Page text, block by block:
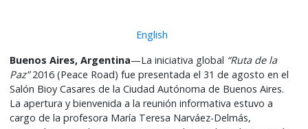
English
Buenos Aires, Argentina—La iniciativa global “Ruta de la
Paz”2016 (Peace Road) fue presentada el 31 de agosto en el
Salón Bioy Casares de la Ciudad Autónoma de Buenos Aires.
La apertura y bienvenida a la reunión informativa estuvo a
cargo de la profesora María Teresa Narváez-Delmás,